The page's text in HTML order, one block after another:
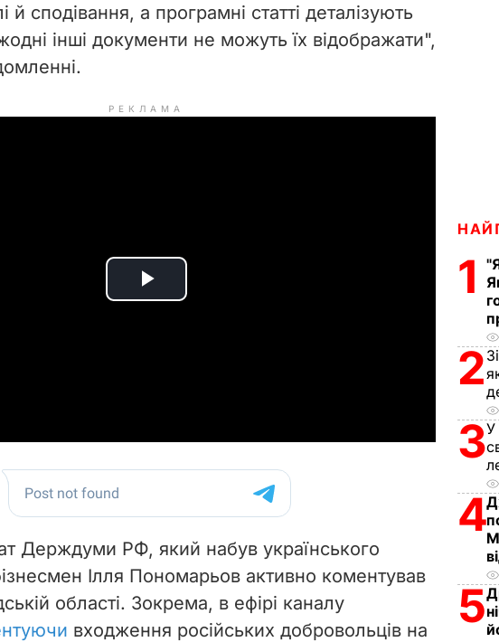
й сподівання, а програмні статті деталізують
інші документи не можуть їх відображати",
РЕКЛАМА
P
V
d
e
o
Держдуми РФ, який набув українського
Ілля Пономарьов активно коментував
області. Зокрема, в ефірі каналу
входження російських добровольців на
1
2
3У
4
5